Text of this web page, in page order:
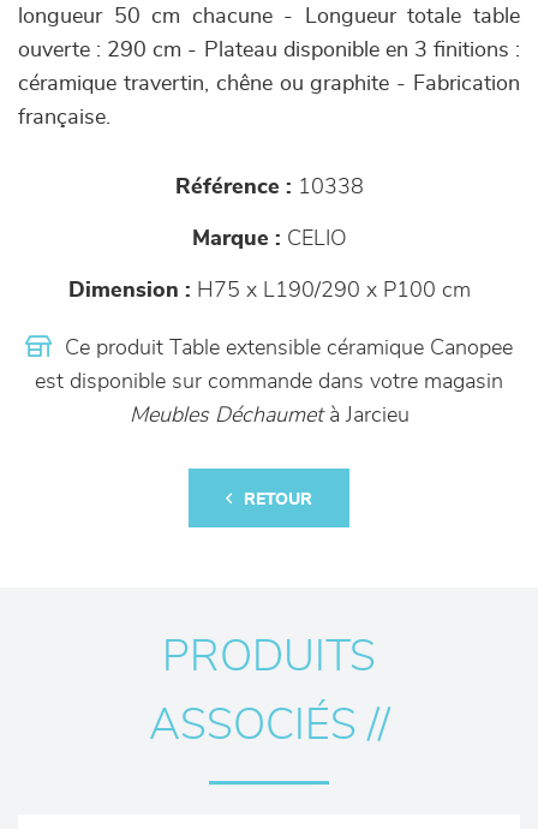
longueur 50 cm chacune - Longueur totale table
ouverte : 290 cm - Plateau disponible en 3 finitions :
céramique travertin, chêne ou graphite - Fabrication
française.
Référence : 10338
Marque : CELIO
Dimension : H75 x L190/290 x P100 cm
Ce produit Table extensible céramique Canopee
est disponible sur commande dans votre magasin
Meubles Déchaumetà Jarcieu
RETOUR
PRODUITS
ASSOCIÉS //